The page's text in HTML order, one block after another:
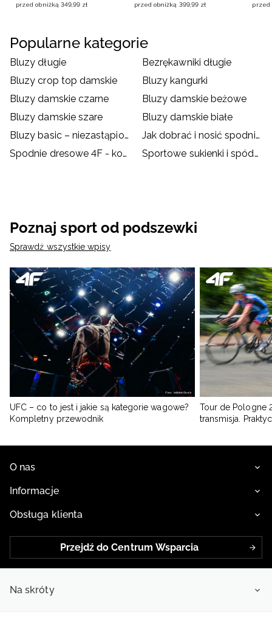
przed obniżką 349,99 zł
przed obniżką 399,99 zł
przed
Popularne kategorie
Bluzy długie
Bezrękawniki długie
Bluzy crop top damskie
Bluzy kangurki
Bluzy damskie czarne
Bluzy damskie beżowe
Bluzy damskie szare
Bluzy damskie białe
Bluzy basic – niezastąpione na chłodne wieczory!
Jak dobrać i nosić spodnie dresowe?
Spodnie dresowe 4F - kompendium
Sportowe sukienki i spódnice – jak je nosić?
Poznaj sport od podszewki
Sprawdź wszystkie wpisy
UFC – co to jest i jakie są kategorie wagowe?
Kompletny przewodnik
Tour de Pologne
transmisja.
O nas
Informacje
Obsługa klienta
Przejdź do Centrum Wsparcia
Na skróty